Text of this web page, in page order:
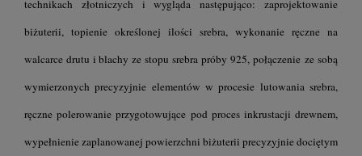
technikach złotniczych i wygląda następująco: zaprojektowanie
biżuterii, topienie określonej ilości srebra, wykonanie ręczne na
walcarce drutu i blachy ze stopu srebra próby 925, połączenie ze sobą
wymierzonych precyzyjnie elementów w procesie lutowania srebra,
ręczne polerowanie przygotowujące pod proces inkrustacji drewnem,
wypełnienie zaplanowanej powierzchni biżuterii precyzyjnie dociętym